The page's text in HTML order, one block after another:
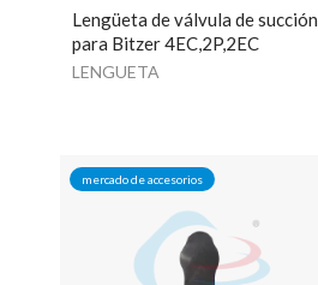
Lengüeta de válvula de succión
para Bitzer 4EC,2P,2EC
LENGUETA
mercado de accesorios